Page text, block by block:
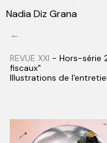
←
REVUE XXI - Hors-série
fiscaux"
Illustrations de
Nadia Diz Grana